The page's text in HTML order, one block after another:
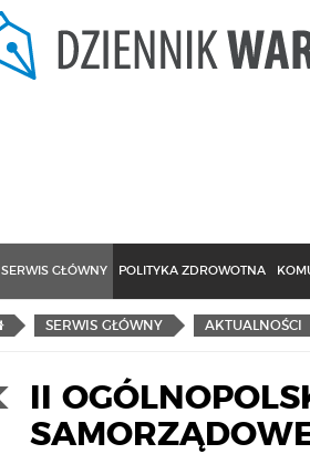
SERWIS GŁÓWNY POLITYKA ZDROWOTNA
SERWIS GŁÓWNY AKTUALNOŚCI
II